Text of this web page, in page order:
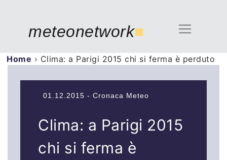
meteonetwork■
Home › Clima: a Parigi 2015 chi si ferma è perduto
01.12.2015 - Cronaca Meteo
Clima: a Parigi 2015
chi si ferma è